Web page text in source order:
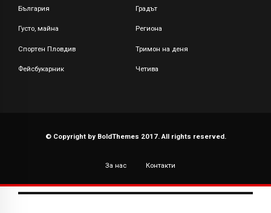
България Градът
Густо, майна Региона
Спортен Пловдив Тримон на деня
Фейсбукарник Четива
© Copyright by BoldThemes 2017. All rights reserved.
За нас Контакти